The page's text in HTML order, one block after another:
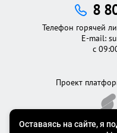
Проект
8
Телефон горячей
E-mail:
с